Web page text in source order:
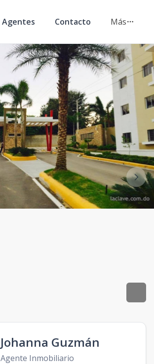
Agentes Contacto Más
Johanna Guzmán
Agente Inmobiliario